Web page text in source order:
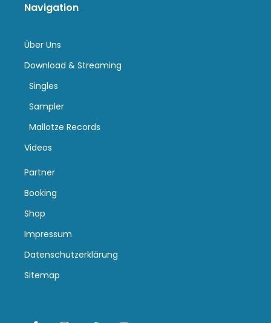
Navigation
Über Uns
Download & Streaming
Singles
Sampler
Mallotze Records
Videos
Partner
Booking
Shop
Impressum
Datenschutzerklärung
Sitemap